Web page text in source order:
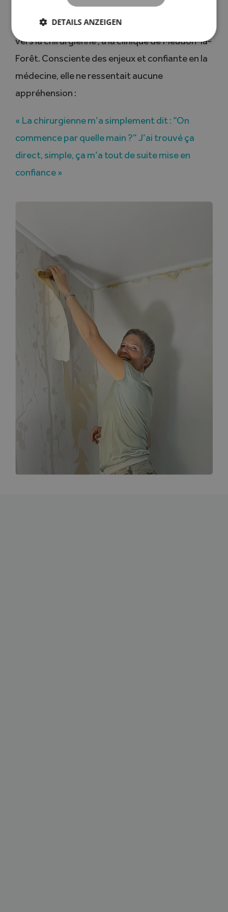
radiographie. Le diagnostic est tombé :
rhizarthrose bilatérale. Elle est alors orientée
vers la chirurgienne , à la clinique de Meudon-la-
Forêt. Consciente des enjeux et confiante en la
médecine, elle ne ressentait aucune
appréhension :
« La chirurgienne m’a simplement dit : “On
commence par quelle main ?” J’ai trouvé ça
direct, simple, ça m’a tout de suite mise en
confiance »
DETAILS ANZEIGEN